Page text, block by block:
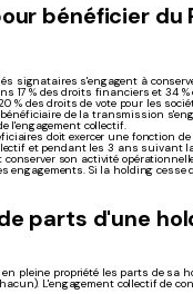
bénéficier du
signataires s'engagent à
17 % des droits financiers et 34
% des droits de vote pour les
de la transmission
l'engagement collectif.
doit exercer une fonction
et pendant les 3 ans suivant
conserver son activité
engagements. Si la holding cesse
parts d'une
pleine propriété les parts de sa
L'engagement collectif de